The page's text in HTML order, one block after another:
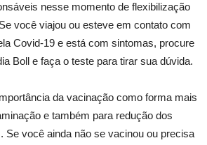
nesse momento de flexibilização
você viajou ou esteve em contato com
Covid-19 e está com sintomas, procure
Boll e faça o teste para tirar sua dúvida.
da vacinação como forma mais
e também para redução dos
Se você ainda não se vacinou ou precisa